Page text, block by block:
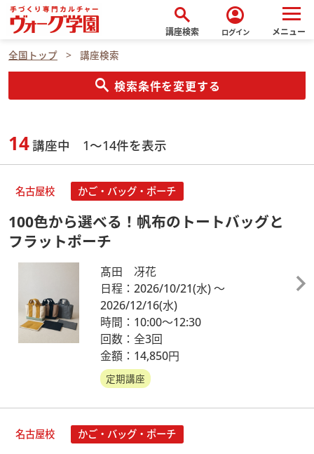
search
講座検索
account_circle
ログイン メニュー
全国トップ 講座検索
search 検索条件を変更する
14講座中 1～14件を表示
名古屋校 かご・バッグ・ポーチ
100色から選べる！帆布のトートバッグと
フラットポーチ
髙田 冴花
日程：2026/10/21(水)～
2026/12/16(水)
時間：10:00～12:30
回数：全3回
金額：14,850円
定期講座
名古屋校 かご・バッグ・ポーチ